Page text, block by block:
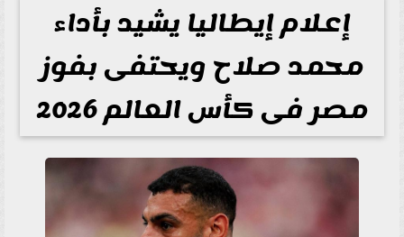
إعلام إيطاليا يشيد بأداء
محمد صلاح ويحتفى بفوز
مصر فى كأس العالم 2026